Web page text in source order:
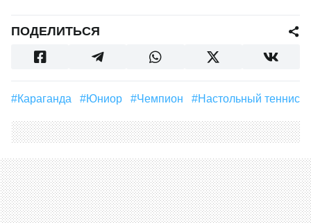
ПОДЕЛИТЬСЯ
#Караганда #юниор #Чемпион #Настольный теннис